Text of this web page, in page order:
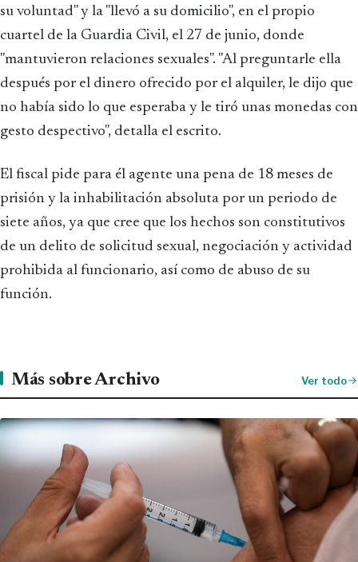
su voluntad" y la "llevó a su domicilio", en el propio
cuartel de la Guardia Civil, el 27 de junio, donde
"mantuvieron relaciones sexuales". "Al preguntarle ella
después por el dinero ofrecido por el alquiler, le dijo que
no había sido lo que esperaba y le tiró unas monedas con
gesto despectivo", detalla el escrito.
El fiscal pide para él agente una pena de 18 meses de
prisión y la inhabilitación absoluta por un periodo de
siete años, ya que cree que los hechos son constitutivos
de un delito de solicitud sexual, negociación y actividad
prohibida al funcionario, así como de abuso de su
función.
Más sobre Archivo Ver todo